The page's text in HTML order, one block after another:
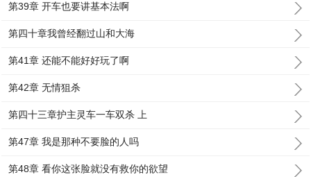
第39章 开车也要讲基本法啊
第四十章我曾经翻过山和大海
第41章 还能不能好好玩了啊
第42章 无情狙杀
第四十三章护主灵车一车双杀 上
第47章 我是那种不要脸的人吗
第48章 看你这张脸就没有救你的欲望